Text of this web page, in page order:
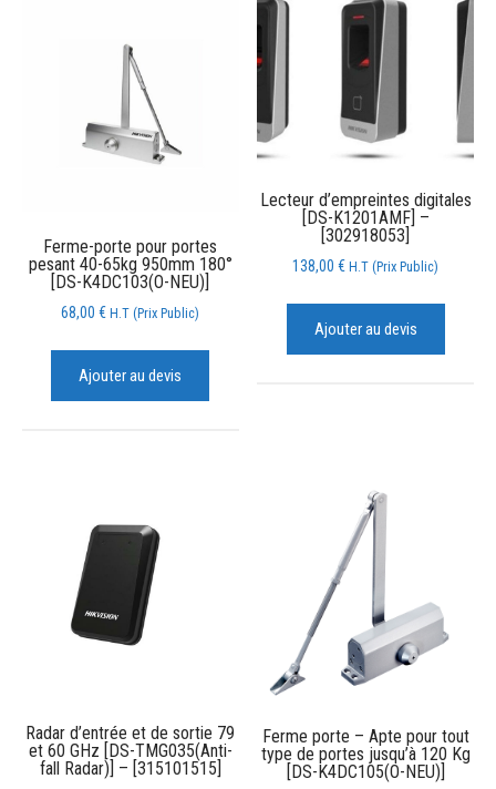
Ferme-porte pour portes
pesant 40-65kg 950mm 180°
[DS-K4DC103(O-NEU)]
68,00€ H.T (Prix Public)
Ajouter au devis
Lecteur d’empreintes digitales
[DS-K1201AMF] –
[302918053]
138,00€ H.T (Prix Public)
Ajouter au devis
Radar d’entrée et de sortie 79
et 60 GHz [DS-TMG035(Anti-
fall Radar)] – [315101515]
Ferme porte – Apte pour tout
type de portes jusqu’à 120 Kg
[DS-K4DC105(O-NEU)]